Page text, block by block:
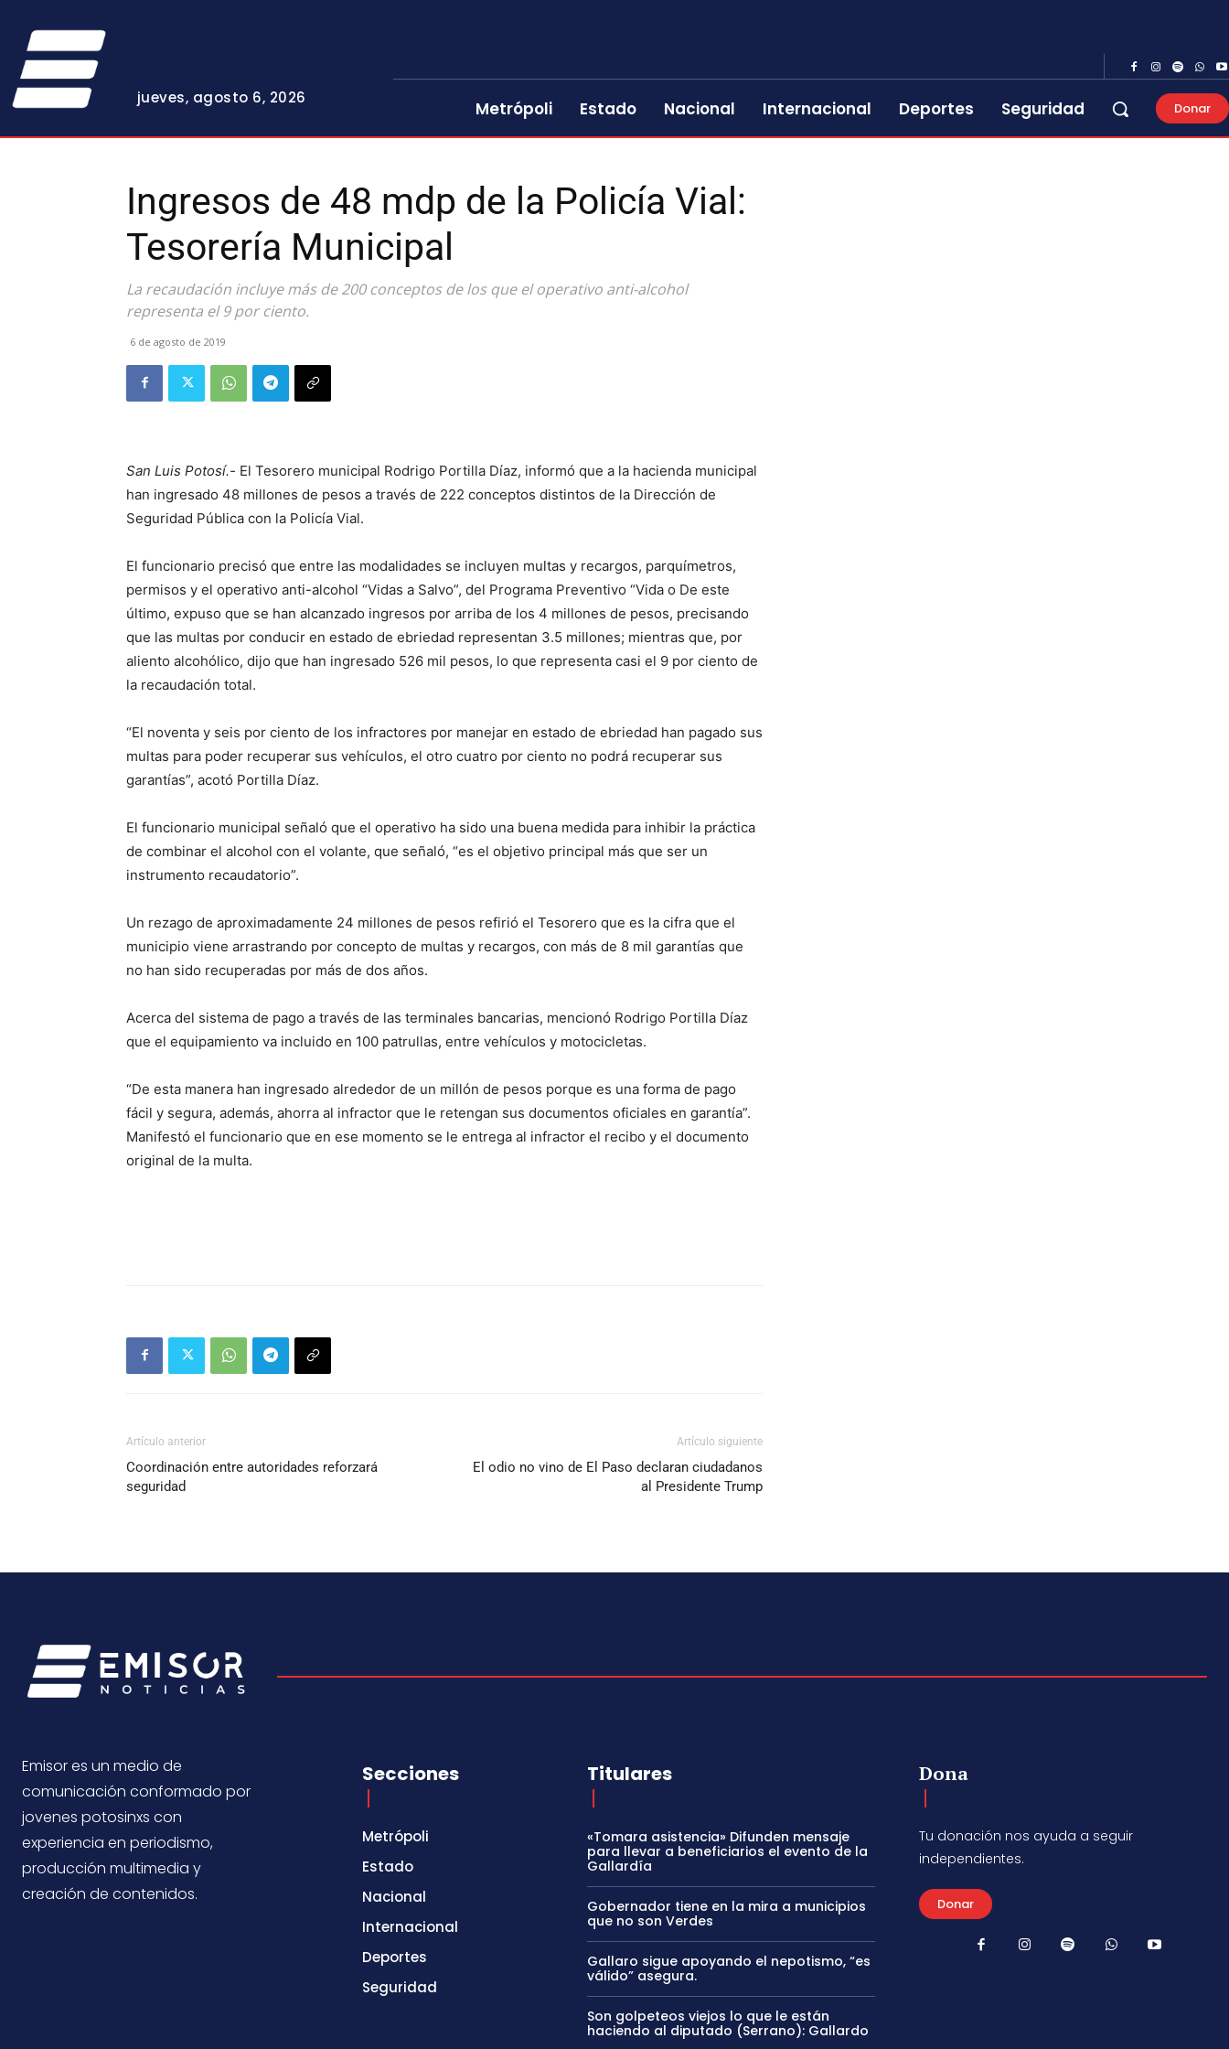
jueves, agosto 6, 2026
Metrópoli Estado Nacional Internacional Deportes Seguridad Donar
Ingresos de 48 mdp de la Policía Vial:
Tesorería Municipal
La recaudación incluye más de 200 conceptos de los que el operativo anti-alcohol
representa el 9 por ciento.
6 de agosto de 2019
San Luis Potosí.- El Tesorero municipal Rodrigo Portilla Díaz, informó que a la hacienda municipal
han ingresado 48 millones de pesos a través de 222 conceptos distintos de la Dirección de
Seguridad Pública con la Policía Vial.
El funcionario precisó que entre las modalidades se incluyen multas y recargos, parquímetros,
permisos y el operativo anti-alcohol “Vidas a Salvo”, del Programa Preventivo “Vida o De este
último, expuso que se han alcanzado ingresos por arriba de los 4 millones de pesos, precisando
que las multas por conducir en estado de ebriedad representan 3.5 millones; mientras que, por
aliento alcohólico, dijo que han ingresado 526 mil pesos, lo que representa casi el 9 por ciento de
la recaudación total.
“El noventa y seis por ciento de los infractores por manejar en estado de ebriedad han pagado sus
multas para poder recuperar sus vehículos, el otro cuatro por ciento no podrá recuperar sus
garantías”, acotó Portilla Díaz.
El funcionario municipal señaló que el operativo ha sido una buena medida para inhibir la práctica
de combinar el alcohol con el volante, que señaló, “es el objetivo principal más que ser un
instrumento recaudatorio”.
Un rezago de aproximadamente 24 millones de pesos refirió el Tesorero que es la cifra que el
municipio viene arrastrando por concepto de multas y recargos, con más de 8 mil garantías que
no han sido recuperadas por más de dos años.
Acerca del sistema de pago a través de las terminales bancarias, mencionó Rodrigo Portilla Díaz
que el equipamiento va incluido en 100 patrullas, entre vehículos y motocicletas.
“De esta manera han ingresado alrededor de un millón de pesos porque es una forma de pago
fácil y segura, además, ahorra al infractor que le retengan sus documentos oficiales en garantía”.
Manifestó el funcionario que en ese momento se le entrega al infractor el recibo y el documento
original de la multa.
Artículo anterior
Coordinación entre autoridades reforzará
seguridad
Artículo siguiente
El odio no vino de El Paso declaran ciudadanos
al Presidente Trump
Emisor es un medio de
comunicación conformado por
jovenes potosinxs con
experiencia en periodismo,
producción multimedia y
creación de contenidos.
Secciones
Metrópoli
Estado
Nacional
Internacional
Deportes
Seguridad
Titulares
«Tomara asistencia» Difunden mensaje
para llevar a beneficiarios el evento de la
Gallardía
Gobernador tiene en la mira a municipios
que no son Verdes
Gallaro sigue apoyando el nepotismo, “es
válido” asegura.
Son golpeteos viejos lo que le están
haciendo al diputado (Serrano): Gallardo
Dona
Tu donación nos ayuda a seguir
independientes.
Donar